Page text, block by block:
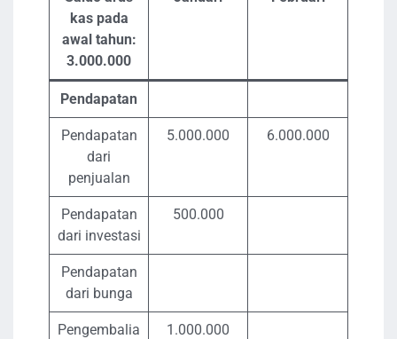
kas pada
awal tahun:
3.000.000
Pendapatan
Pendapatan
dari
penjualan
5.000.000 6.000.000
Pendapatan
dari investasi
500.000
Pendapatan
dari bunga
Pengembalia
1.000.000